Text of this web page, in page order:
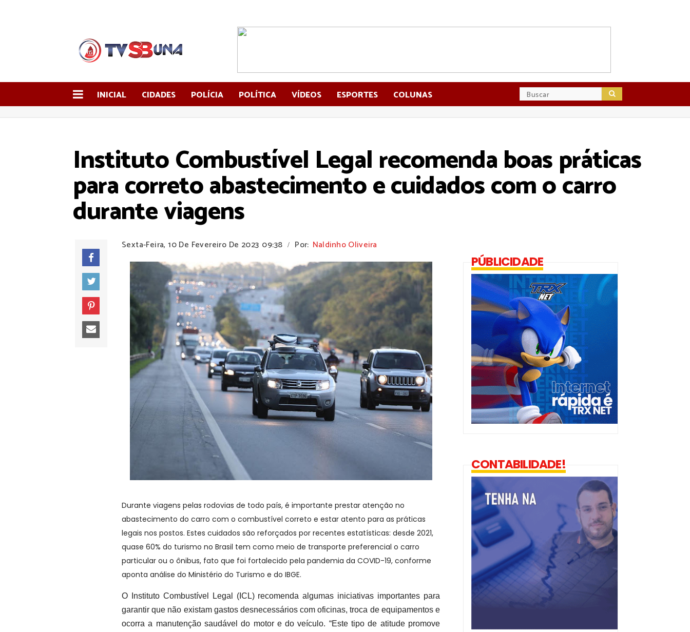
INICIAL CIDADES POLÍCIA POLÍTICA VÍDEOS ESPORTES COLUNAS
Instituto Combustível Legal recomenda boas práticas
para correto abastecimento e cuidados com o carro
durante viagens
Sexta-Feira, 10 De Fevereiro De 2023 09:38 / Por: Naldinho Oliveira
Durante viagens pelas rodovias de todo país, é importante prestar atenção no
abastecimento do carro com o combustível correto e estar atento para as práticas
legais nos postos. Estes cuidados são reforçados por recentes estatísticas: desde 2021,
quase 60% do turismo no Brasil tem como meio de transporte preferencial o carro
particular ou o ônibus, fato que foi fortalecido pela pandemia da COVID-19, conforme
aponta análise do Ministério do Turismo e do IBGE.
O Instituto Combustível Legal (ICL) recomenda algumas iniciativas importantes para
garantir que não existam gastos desnecessários com oficinas, troca de equipamentos e
ocorra a manutenção saudável do motor e do veículo. “Este tipo de atitude promove
PÚBLICIDADE
CONTABILIDADE!